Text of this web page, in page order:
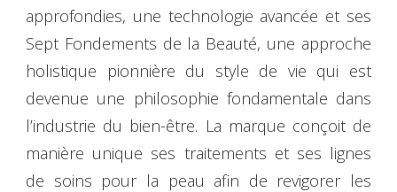
approfondies, une technologie avancée et ses
Sept Fondements de la Beauté, une approche
holistique pionnière du style de vie qui est
devenue une philosophie fondamentale dans
l’industrie du bien-être. La marque conçoit de
manière unique ses traitements et ses lignes
de soins pour la peau afin de revigorer les